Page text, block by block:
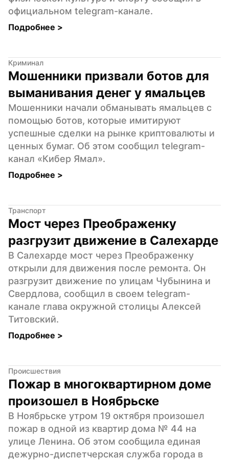
официальном telegram-канале.
Подробнее >
Криминал
Мошенники призвали ботов для
выманивания денег у ямальцев
Мошенники начали обманывать ямальцев с
помощью ботов, которые имитируют
успешные сделки на рынке криптовалюты и
ценных бумаг. Об этом сообщил telegram-
канал «Кибер Ямал».
Подробнее >
Транспорт
Мост через Преображенку
разгрузит движение в Салехарде
В Салехарде мост через Преображенку
открыли для движения после ремонта. Он
разгрузит движение по улицам Чубынина и
Свердлова, сообщил в своем telegram-
канале глава окружной столицы Алексей
Титовский.
Подробнее >
Происшествия
Пожар в многоквартирном доме
произошел в Ноябрьске
В Ноябрьске утром 19 октября произошел
пожар в одной из квартир дома № 44 на
улице Ленина. Об этом сообщила единая
дежурно-диспетчерская служба города в